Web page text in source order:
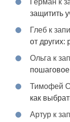
Герман к
защитить
Глеб к
от других:
Ольга к
Тимофей
как
Артур к